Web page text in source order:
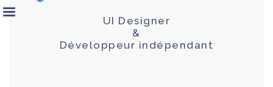
UI Designer
&
Développeur indépendant